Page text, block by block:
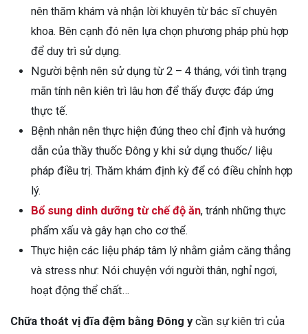
nên thăm khám và nhận lời khuyên từ bác sĩ chuyên
khoa. Bên cạnh đó nên lựa chọn phương pháp phù hợp
để duy trì sử dụng.
Người bệnh nên sử dụng từ 2 – 4 tháng, với tình trạng
mãn tính nên kiên trì lâu hơn để thấy được đáp ứng
thực tế.
Bệnh nhân nên thực hiện đúng theo chỉ định và hướng
dẫn của thầy thuốc Đông y khi sử dụng thuốc/ liệu
pháp điều trị. Thăm khám định kỳ để có điều chỉnh hợp
lý.
Bổ sung dinh dưỡng từ chế độ ăn, tránh những thực
phẩm xấu và gây hạn cho cơ thể.
Thực hiện các liệu pháp tâm lý nhằm giảm căng thẳng
và stress như: Nói chuyện với người thân, nghỉ ngơi,
hoạt động thể chất…
Chữa thoát vị đĩa đệm bằng Đông ycần sự kiên trì của